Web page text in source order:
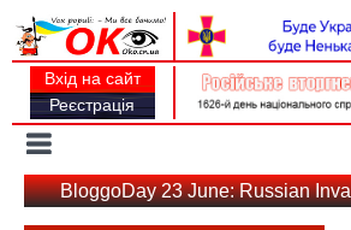
Вхід на сайт
Реєстрація
navigation
BloggoDay 23 June: Russian